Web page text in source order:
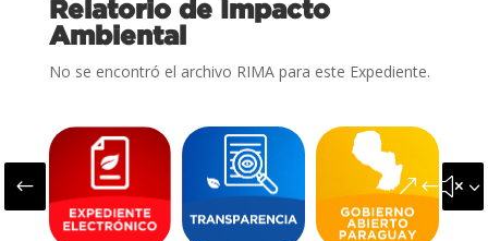
Relatorio de Impacto
Ambiental
No se encontró el archivo RIMA para este Expediente.
#